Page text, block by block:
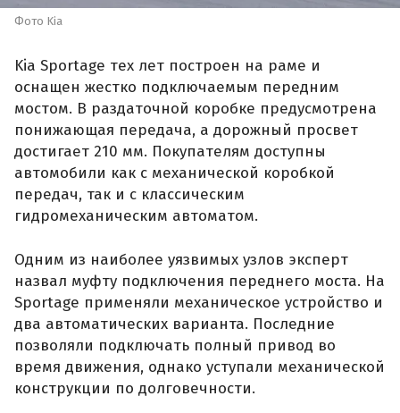
Фото Kia
Kia Sportage тех лет построен на раме и
оснащен жестко подключаемым передним
мостом. В раздаточной коробке предусмотрена
понижающая передача, а дорожный просвет
достигает 210 мм. Покупателям доступны
автомобили как с механической коробкой
передач, так и с классическим
гидромеханическим автоматом.
Одним из наиболее уязвимых узлов эксперт
назвал муфту подключения переднего моста. На
Sportage применяли механическое устройство и
два автоматических варианта. Последние
позволяли подключать полный привод во
время движения, однако уступали механической
конструкции по долговечности.